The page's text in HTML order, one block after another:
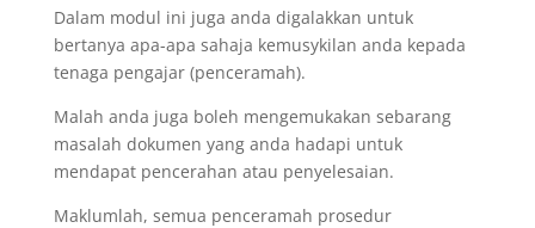
Dalam modul ini juga anda digalakkan untuk
bertanya apa-apa sahaja kemusykilan anda kepada
tenaga pengajar (penceramah).
Malah anda juga boleh mengemukakan sebarang
masalah dokumen yang anda hadapi untuk
mendapat pencerahan atau penyelesaian.
Maklumlah, semua penceramah prosedur